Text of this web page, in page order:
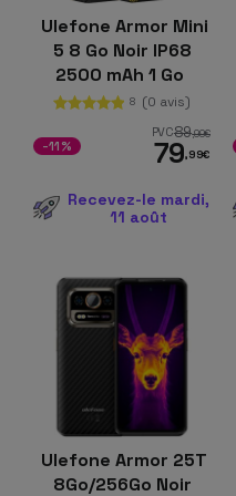
Ulefone Armor Mini
5 8 Go Noir IP68
2500 mAh 1 Go
8 (0 avis)
PVC89,99€
79,99€
-11%
Recevez-le mardi,
11 août
Ulefone Armor 25T
8Go/256Go Noir